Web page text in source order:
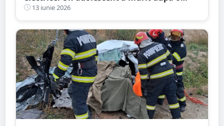
lună pe patul de la ATI
13 iunie 2026